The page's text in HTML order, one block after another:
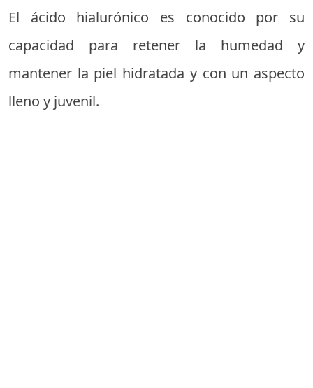
El ácido hialurónico es conocido por su
capacidad para retener la humedad y
mantener la piel hidratada y con un aspecto
lleno y juvenil.